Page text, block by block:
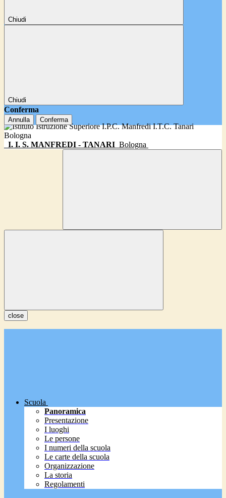
Chiudi
Chiudi
Conferma
Annulla Conferma
I. I. S. MANFREDI - TANARI Bologna
close
Scuola
Panoramica
Presentazione
I luoghi
Le persone
I numeri della scuola
Le carte della scuola
Organizzazione
La storia
Regolamenti